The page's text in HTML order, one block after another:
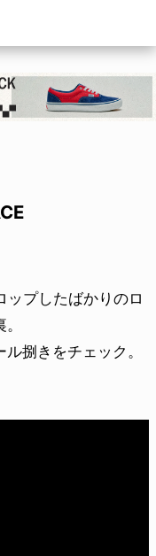
ップしたばかりのロ
捌きをチェック。